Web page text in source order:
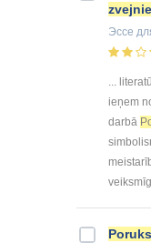
Эссе
...
ieņem
darbā
Poruks